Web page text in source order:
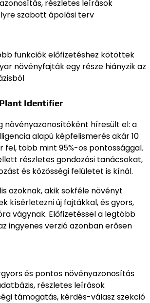
részletes leírások
szabott ápolási terv
funkciók előfizetéshez kötöttek
növényfajták egy része hiányzik az
Identifier
növényazonosítóként híresült el: a
alapú képfelismerés akár 10
fel, több mint 95%-os pontossággal.
részletes gondozási tanácsokat,
és közösségi felületet is kínál.
azoknak, akik sokféle növényt
kísérletezni új fajtákkal, és gyors,
vágynak. Előfizetéssel a legtöbb
ingyenes verzió azonban erősen
és pontos növényazonosítás
részletes leírások
támogatás, kérdés-válasz szekció